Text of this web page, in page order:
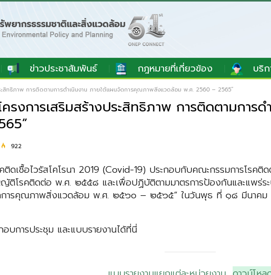
ข่าวประชาสัมพันธ์ กฎหมายที่เกี่ยวข้อง บริ
ระสิทธิภาพ การติดตามการดำเนินงาน ภายใต้แผนจัดการคุณภาพสิ่งแวดล้อม พ.ศ. 2560 – 2565”
ครงการเสริมสร้างประสิทธิภาพ การติดตามกา
922
ดเชื้อไวรัสโคโรนา 2019 (Covid-19) ประกอบกับคณะกรรมการโรคติ
โรคติดต่อ พ.ศ. ๒๕๕๘ และเพื่อปฏิบัติตามมาตรการป้องกันและแพร่ระ
ดการคุณภาพสิ่งแวดล้อม พ.ศ. ๒๕๖๐ – ๒๕๖๕” ในวันพุธ ที่ ๑๘ มีนาค
บการประชุม และแบบรายงานได้ที่นี่